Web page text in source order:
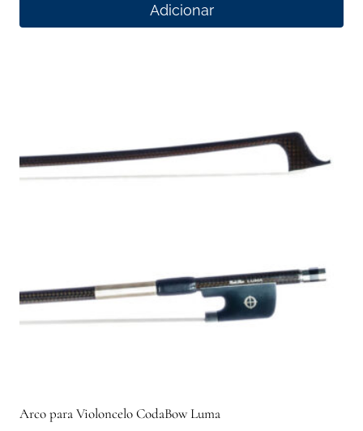
Adicionar
Arco para Violoncelo CodaBow Luma